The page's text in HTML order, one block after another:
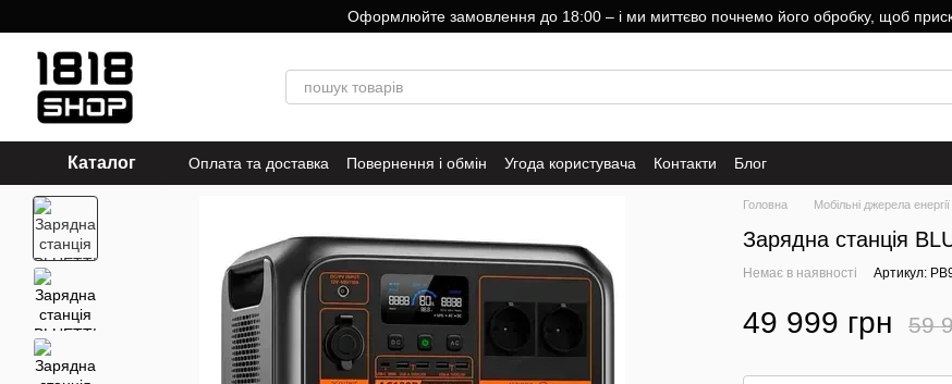
Оформлюйте замовлення до 18:00 – і ми миттєво почнемо його обробку, щоб
Каталог Оплата та доставка Повернення і обмін Угода користувача Контакти Блог
Головна Мобільні джерела
Зарядна станція
Немає в наявності Артикул:
49 999 грн 59